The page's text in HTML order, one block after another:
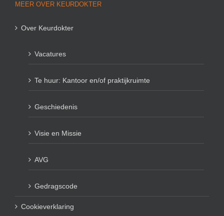
MEER OVER KEURDOKTER
Over Keurdokter
Vacatures
Te huur: Kantoor en/of praktijkruimte
Geschiedenis
Visie en Missie
AVG
Gedragscode
Cookieverklaring